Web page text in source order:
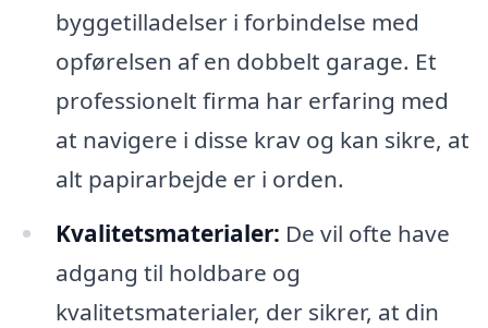
byggetilladelser i forbindelse med
opførelsen af en dobbelt garage. Et
professionelt firma har erfaring med
at navigere i disse krav og kan sikre, at
alt papirarbejde er i orden.
Kvalitetsmaterialer: De vil ofte have
adgang til holdbare og
kvalitetsmaterialer, der sikrer, at din